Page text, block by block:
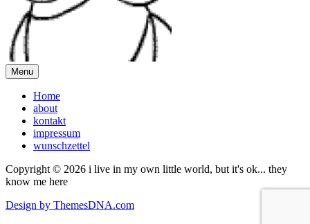
Menu
Home
about
kontakt
impressum
wunschzettel
Copyright © 2026 i live in my own little world, but it's ok... they
know me here
Design by ThemesDNA.com